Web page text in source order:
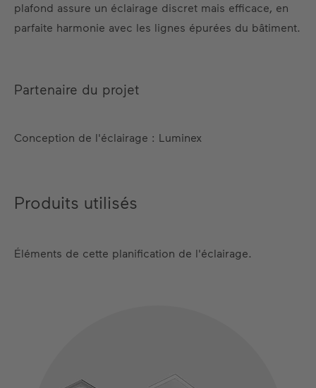
plafond assure un éclairage discret mais efficace, en
parfaite harmonie avec les lignes épurées du bâtiment.
Partenaire du projet
Conception de l'éclairage : Luminex
Produits utilisés
Éléments de cette planification de l'éclairage.